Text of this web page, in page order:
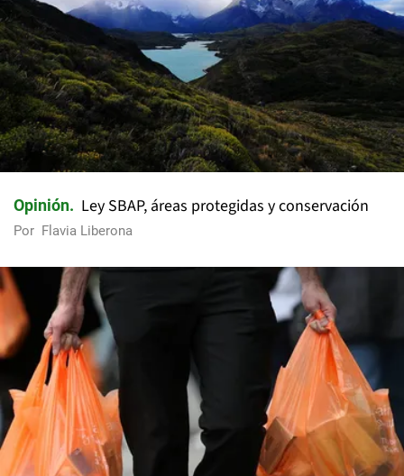
Opinión Ley SBAP, áreas protegidas y conservación
Por Flavia Liberona